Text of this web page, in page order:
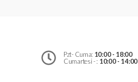
Çözümler
Pzt- Cuma: 10:00 - 18:00
Cumartesi - : 10:00 - 14:00